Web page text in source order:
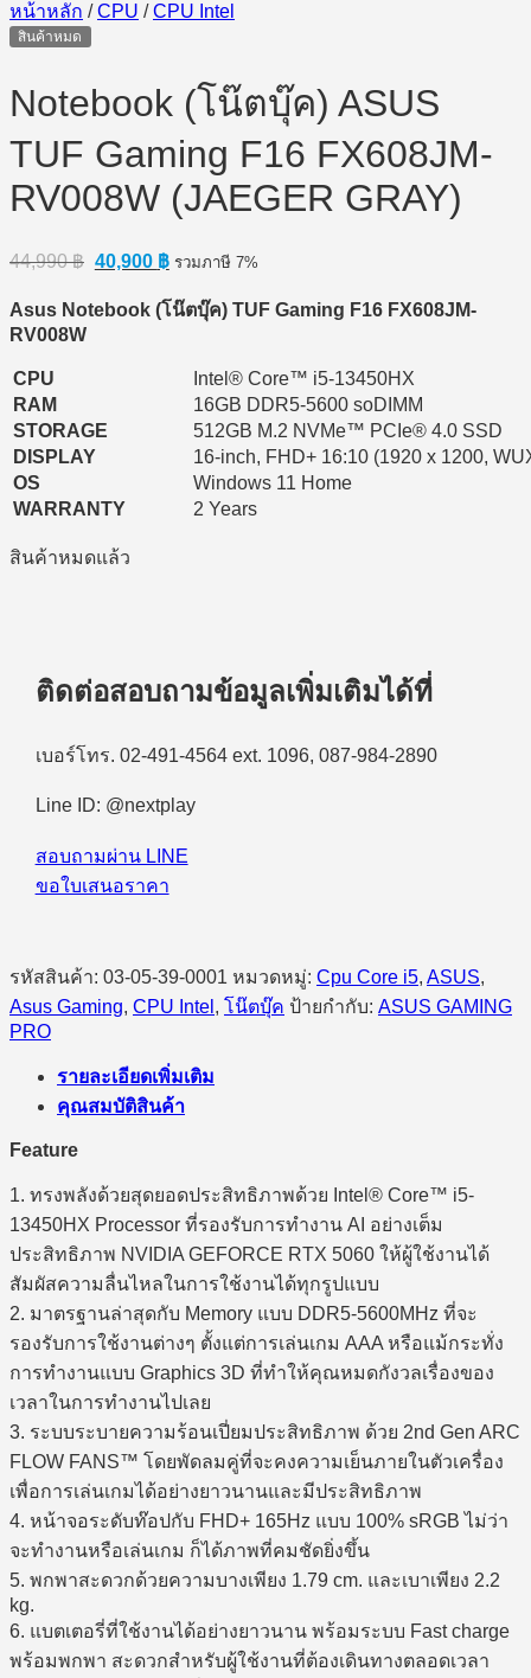
หน้าหลัก / CPU / CPU Intel
สินค้าหมด
Notebook (โน๊ตบุ๊ค) ASUS
TUF Gaming F16 FX608JM-
RV008W (JAEGER GRAY)
44,990฿ Original
price
was:
44,990 ฿.
40,900 ฿Current
price
is:
40,900 ฿.
รวมภาษี 7%
Asus Notebook (โน๊ตบุ๊ค) TUF Gaming F16 FX608JM-
RV008W
CPU
Intel® Core™ i5-13450HX
RAM
16GB DDR5-5600 soDIMM
STORAGE
512GB M.2 NVMe™ PCIe® 4.0 SSD
DISPLAY
16-inch, FHD+ 16:10 (1920 x 1200,
OS
Windows 11 Home
WARRANTY
2 Years
สินค้าหมดแล้ว
ติดต่อสอบถามข้อมูลเพิ่มเติมได้ที่
เบอร์โทร. 02-491-4564 ext. 1096, 087-984-2890
Line ID: @nextplay
สอบถามผ่าน LINE
ขอใบเสนอราคา
รหัสสินค้า: 03-05-39-0001 หมวดหมู่: Cpu Core i5, ASUS,
Asus Gaming, CPU Intel , โน๊ตบุ๊ค ป้ายกำกับ: ASUS GAMING
PRO
รายละเอียดเพิ่มเติม
คุณสมบัติสินค้า
Feature
1. ทรงพลังด้วยสุดยอดประสิทธิภาพด้วย Intel® Core™ i5-
13450HX Processor ที่รองรับการทำงาน AI อย่างเต็ม
ประสิทธิภาพ NVIDIA GEFORCE RTX 5060 ให้ผู้ใช้งานได้
สัมผัสความลื่นไหลในการใช้งานได้ทุกรูปแบบ
2. มาตรฐานล่าสุดกับ Memory แบบ DDR5-5600MHz ที่จะ
รองรับการใช้งานต่างๆ ตั้งแต่การเล่นเกม AAA หรือแม้กระทั่ง
การทำงานแบบ Graphics 3D ที่ทำให้คุณหมดกังวลเรื่องของ
เวลาในการทำงานไปเลย
3. ระบบระบายความร้อนเปี่ยมประสิทธิภาพ ด้วย 2nd Gen ARC
FLOW FANS™ โดยพัดลมคู่ที่จะคงความเย็นภายในตัวเครื่อง
เพื่อการเล่นเกมได้อย่างยาวนานและมีประสิทธิภาพ
4. หน้าจอระดับท๊อปกับ FHD+ 165Hz แบบ 100% sRGB ไม่ว่า
จะทำงานหรือเล่นเกม ก็ได้ภาพที่คมชัดยิ่งขึ้น
5. พกพาสะดวกด้วยความบางเพียง 1.79 cm. และเบาเพียง 2.2
kg.
6. แบตเตอรี่ที่ใช้งานได้อย่างยาวนาน พร้อมระบบ Fast charge
พร้อมพกพา สะดวกสำหรับผู้ใช้งานที่ต้องเดินทางตลอดเวลา